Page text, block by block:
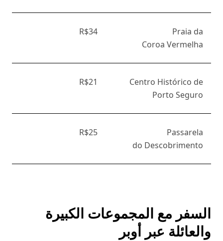
Praia da
Coroa Vermelha
R$34
Centro Histórico de
Porto Seguro
R$21
Passarela
do Descobrimento
R$25
السفر مع المجموعات الكبيرة
والعائلة عبر أوبر